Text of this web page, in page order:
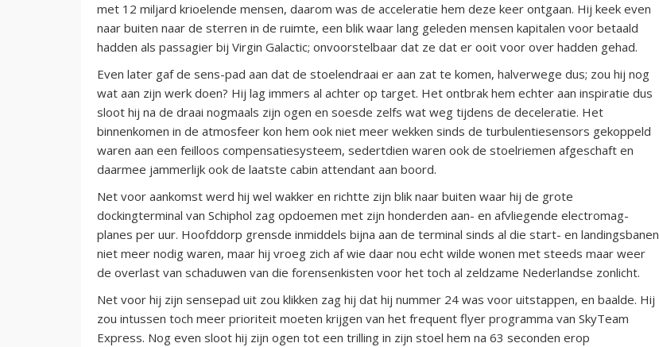
met 12 miljard krioelende mensen, daarom was de acceleratie hem deze keer ontgaan. Hij keek even
naar buiten naar de sterren in de ruimte, een blik waar lang geleden mensen kapitalen voor betaald
hadden als passagier bij Virgin Galactic; onvoorstelbaar dat ze dat er ooit voor over hadden gehad.
Even later gaf de sens-pad aan dat de stoelendraai er aan zat te komen, halverwege dus; zou hij nog
wat aan zijn werk doen? Hij lag immers al achter op target. Het ontbrak hem echter aan inspiratie dus
sloot hij na de draai nogmaals zijn ogen en soesde zelfs wat weg tijdens de deceleratie. Het
binnenkomen in de atmosfeer kon hem ook niet meer wekken sinds de turbulentiesensors gekoppeld
waren aan een feilloos compensatiesysteem, sedertdien waren ook de stoelriemen afgeschaft en
daarmee jammerlijk ook de laatste cabin attendant aan boord.
Net voor aankomst werd hij wel wakker en richtte zijn blik naar buiten waar hij de grote
dockingterminal van Schiphol zag opdoemen met zijn honderden aan- en afvliegende electromag-
planes per uur. Hoofddorp grensde inmiddels bijna aan de terminal sinds al die start- en landingsbanen
niet meer nodig waren, maar hij vroeg zich af wie daar nou echt wilde wonen met steeds maar weer
de overlast van schaduwen van die forensenkisten voor het toch al zeldzame Nederlandse zonlicht.
Net voor hij zijn sensepad uit zou klikken zag hij dat hij nummer 24 was voor uitstappen, en baalde. Hij
zou intussen toch meer prioriteit moeten krijgen van het frequent flyer programma van SkyTeam
Express. Nog even sloot hij zijn ogen tot een trilling in zijn stoel hem na 63 seconden erop